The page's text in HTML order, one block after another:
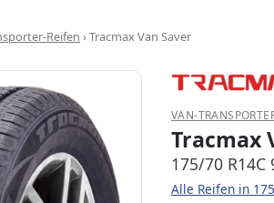
Reifen ›Tracmax Van Saver
VAN-
Tracmax
175/70 R14C
Alle Reifen in